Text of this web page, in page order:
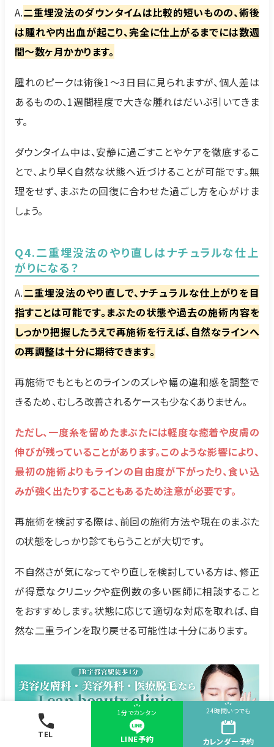
TEL
1分でカンタン
LINE予約
24時間いつでも
カレンダー予約
A.二重埋没法のダウンタイムは比較的短いものの、術後
は腫れや内出血が起こり、完全に仕上がるまでには数週
間～数ヶ月かかります。
腫れのピークは術後1〜3日目に見られますが、個人差は
あるものの、1週間程度で大きな腫れはだいぶ引いてきま
す。
ダウンタイム中は、安静に過ごすことやケアを徹底するこ
とで、より早く自然な状態へ近づけることが可能です。無
理をせず、まぶたの回復に合わせた過ごし方を心がけま
しょう。
Q4.二重埋没法のやり直しはナチュラルな仕上
がりになる？
A.二重埋没法のやり直しで、ナチュラルな仕上がりを目
指すことは可能です。まぶたの状態や過去の施術内容を
しっかり把握したうえで再施術を行えば、自然なラインへ
の再調整は十分に期待できます。
再施術でもともとのラインのズレや幅の違和感を調整で
きるため、むしろ改善されるケースも少なくありません。
ただし、一度糸を留めたまぶたには軽度な癒着や皮膚の
伸びが残っていることがあります。このような影響により、
最初の施術よりもラインの自由度が下がったり、食い込
みが強く出たりすることもあるため注意が必要です。
再施術を検討する際は、前回の施術方法や現在のまぶた
の状態をしっかり診てもらうことが大切です。
不自然さが気になってやり直しを検討している方は、修正
が得意なクリニックや症例数の多い医師に相談すること
をおすすめします。状態に応じて適切な対応を取れば、自
然な二重ラインを取り戻せる可能性は十分にあります。